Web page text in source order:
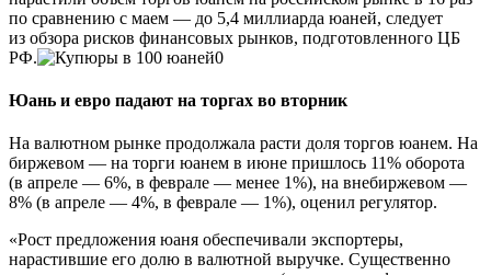
по сравнению с маем — до 5,4 миллиарда юаней, следует
из обзора рисков финансовых рынков, подготовленного ЦБ
РФ.
Юань и евро падают на торгах во вторник
На валютном рынке продолжала расти доля торгов юанем. На
биржевом — на торги юанем в июне пришлось 11% оборота
(в апреле — 6%, в феврале — менее 1%), на внебиржевом —
8% (в апреле — 4%, в феврале — 1%), оценил регулятор.
«Рост предложения юаня обеспечивали экспортеры,
нарастившие его долю в валютной выручке. Существенно